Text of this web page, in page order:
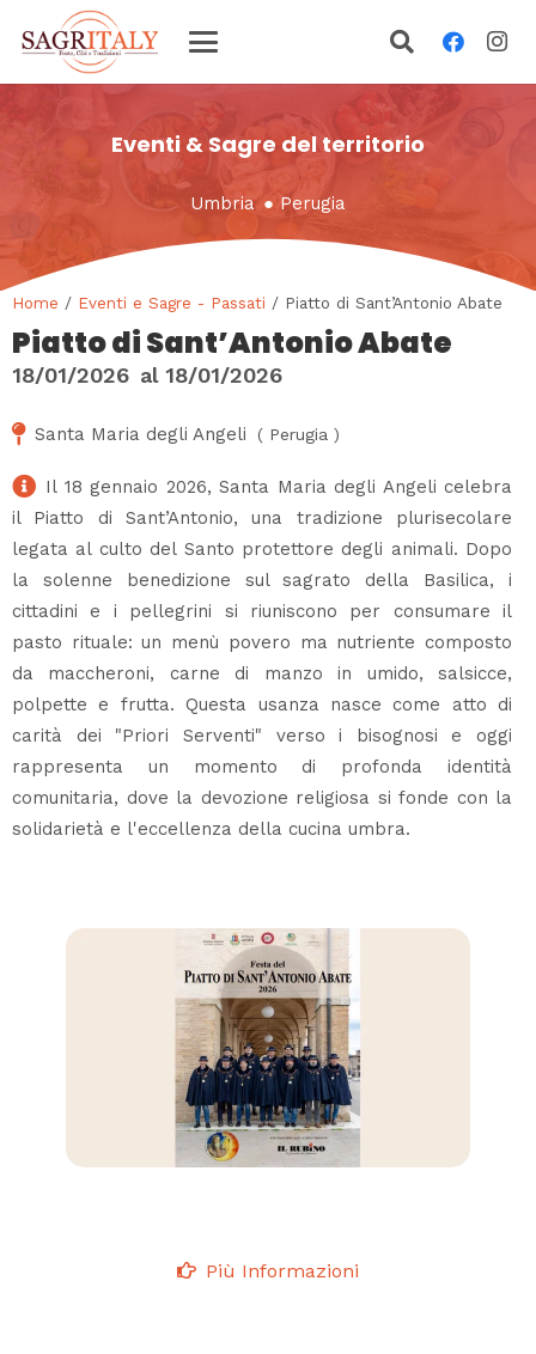
Eventi & Sagre del territorio
Umbria ● Perugia
Home / Eventi e Sagre - Passati / Piatto di Sant’Antonio Abate
Piatto di Sant’Antonio Abate
18/01/2026 al 18/01/2026
Santa Maria degli Angeli ( Perugia )
Il 18 gennaio 2026, Santa Maria degli Angeli celebra
il Piatto di Sant’Antonio, una tradizione plurisecolare
legata al culto del Santo protettore degli animali. Dopo
la solenne benedizione sul sagrato della Basilica, i
cittadini e i pellegrini si riuniscono per consumare il
pasto rituale: un menù povero ma nutriente composto
da maccheroni, carne di manzo in umido, salsicce,
polpette e frutta. Questa usanza nasce come atto di
carità dei "Priori Serventi" verso i bisognosi e oggi
rappresenta un momento di profonda identità
comunitaria, dove la devozione religiosa si fonde con la
solidarietà e l'eccellenza della cucina umbra.
Più Informazioni